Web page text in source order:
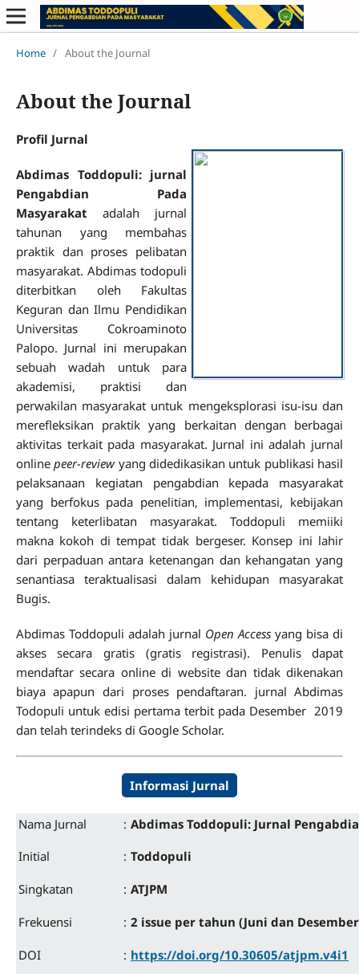
Home / About the Journal
About the Journal
Profil Jurnal
Abdimas Toddopuli: jurnal
Pengabdian Pada
Masyarakat adalah jurnal
tahunan yang membahas
praktik dan proses pelibatan
masyarakat. Abdimas todopuli
diterbitkan oleh Fakultas
Keguran dan Ilmu Pendidikan
Universitas Cokroaminoto
Palopo. Jurnal ini merupakan
sebuah wadah untuk para
akademisi, praktisi dan
perwakilan masyarakat untuk mengeksplorasi isu-isu dan
merefleksikan praktik yang berkaitan dengan berbagai
aktivitas terkait pada masyarakat. Jurnal ini adalah jurnal
onlinepeer-reviewyang didedikasikan untuk publikasi hasil
pelaksanaan kegiatan pengabdian kepada masyarakat
yang berfokus pada penelitian, implementasi, kebijakan
tentang keterlibatan masyarakat. Toddopuli memiiki
makna kokoh di tempat tidak bergeser. Konsep ini lahir
dari perpaduan antara ketenangan dan kehangatan yang
senantiasa teraktualisasi dalam kehidupan masyarakat
Bugis.
Abdimas Toddopuli adalah jurnal Open Access yang bisa di
akses secara gratis (gratis registrasi). Penulis dapat
mendaftar secara online di website dan tidak dikenakan
biaya apapun dari proses pendaftaran. jurnal Abdimas
Todopuli untuk edisi pertama terbit pada Desember 2019
dan telah terindeks di Google Scholar.
Informasi Jurnal
Nama Jurnal : Abdimas Toddopuli: Jurnal
Initial
: Toddopuli
Singkatan : ATJPM
Frekuensi : 2 issue per tahun (Juni dan
DOI : https://doi.org/10.30605/atjpm.v4i1